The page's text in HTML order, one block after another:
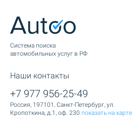
Cистема поиска
автомобильных услуг в РФ
Наши контакты
+7 977 956-25-49
Россия, 197101, Санкт-Петербург, ул.
Кропоткина, д.1, оф. 230 показать на карте